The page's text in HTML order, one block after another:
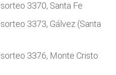
3370, Santa Fe
3373, Gálvez (Santa
3376, Monte Cristo